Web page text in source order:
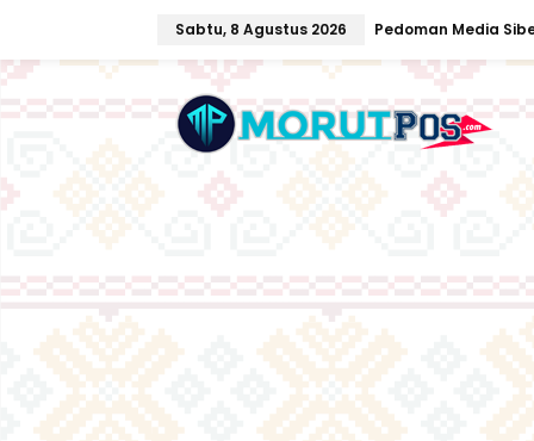
a
Sabtu, 8 Agustus 2026 Pedoman Media